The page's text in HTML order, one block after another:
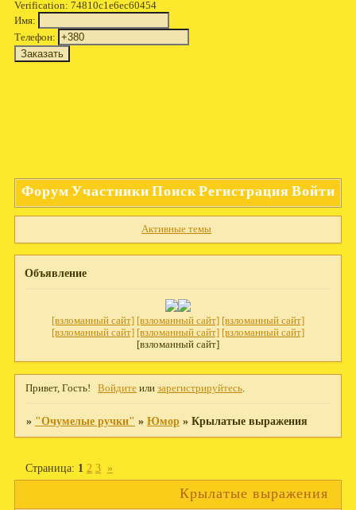
Verification: 74810c1e6ec60454
Имя:
Телефон:
Форум Участники ПоискРегистрация Войти
Активные темы
Объявление
[взломанный сайт] [взломанный сайт] [взломанный сайт]
[взломанный сайт] [взломанный сайт] [взломанный сайт]
[взломанный сайт]
Привет, Гость! Войдите илизарегистрируйтесь
» "Очумелые ручки" » Юмор » Крылатые выражения
Крылатые выражения
Страница: 1 2 3 »